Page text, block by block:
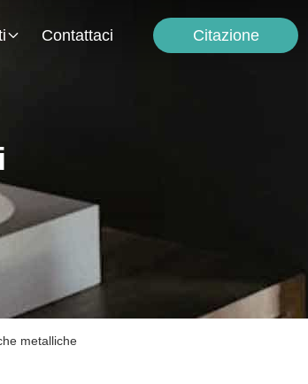
Contattaci Citazione
metalliche